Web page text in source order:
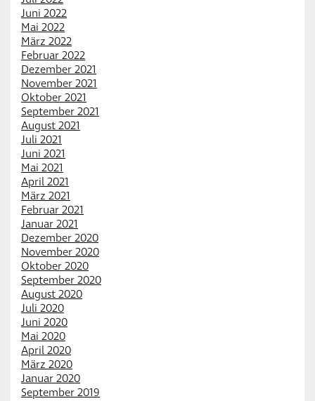
Juni 2022
Mai 2022
März 2022
Februar 2022
Dezember 2021
November 2021
Oktober 2021
September 2021
August 2021
Juli 2021
Juni 2021
Mai 2021
April 2021
März 2021
Februar 2021
Januar 2021
Dezember 2020
November 2020
Oktober 2020
September 2020
August 2020
Juli 2020
Juni 2020
Mai 2020
April 2020
März 2020
Januar 2020
September 2019